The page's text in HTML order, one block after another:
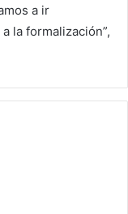
a ir
la formalización”,